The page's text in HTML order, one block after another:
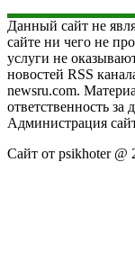
Данный сайт не
сайте ни чего не
услуги не
новостей RSS
newsru.com.
ответственность
Администрация
Сайт от psikhoter @